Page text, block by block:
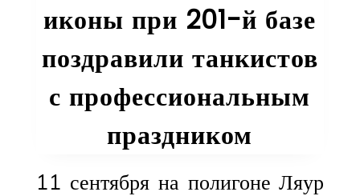
иконы при 201-й базе
поздравили танкистов
с профессиональным
праздником
11 сентября на полигоне Ляур